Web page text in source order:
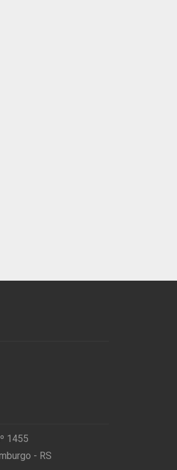
1455
- RS